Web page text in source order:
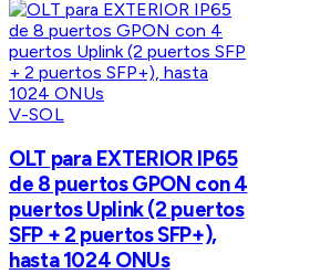
V-SOL
OLT para EXTERIOR IP65
de 8 puertos GPON con 4
puertos Uplink (2 puertos
SFP + 2 puertos SFP+),
hasta 1024 ONUs